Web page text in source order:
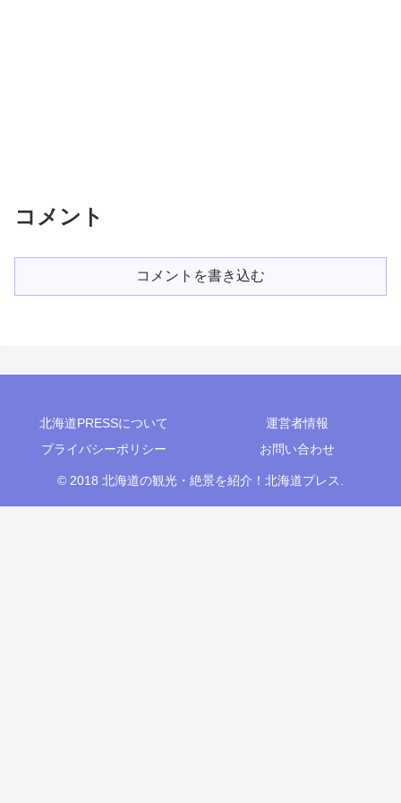
コメント
コメントを書き込む
北海道PRESSについて
運営者情報
プライバシーポリシー
お問い合わせ
© 2018 北海道の観光・絶景を紹介！北海道プレス.